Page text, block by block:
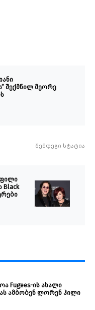
შექმნილ მეორე
შემდეგი სტატია
Black
Fugees-ის ახალი
ამბობენ ლორენ ჰილი